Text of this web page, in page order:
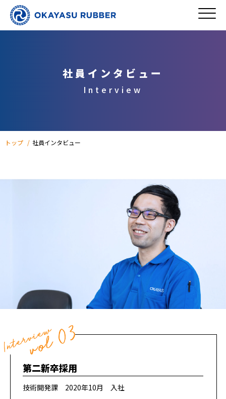
社員インタビュー
Interview
トップ 社員インタビュー
第二新卒採用
技術開発課 2020年10月 入社